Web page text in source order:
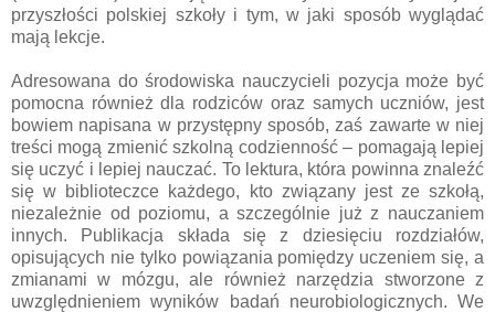
przyszłości polskiej szkoły i tym, w jaki sposób wyglądać
mają lekcje.
Adresowana do środowiska nauczycieli pozycja może być
pomocna również dla rodziców oraz samych uczniów, jest
bowiem napisana w przystępny sposób, zaś zawarte w niej
treści mogą zmienić szkolną codzienność – pomagają lepiej
się uczyć i lepiej nauczać. To lektura, która powinna znaleźć
się w biblioteczce każdego, kto związany jest ze szkołą,
niezależnie od poziomu, a szczególnie już z nauczaniem
innych. Publikacja składa się z dziesięciu rozdziałów,
opisujących nie tylko powiązania pomiędzy uczeniem się, a
zmianami w mózgu, ale również narzędzia stworzone z
uwzględnieniem wyników badań neurobiologicznych. We